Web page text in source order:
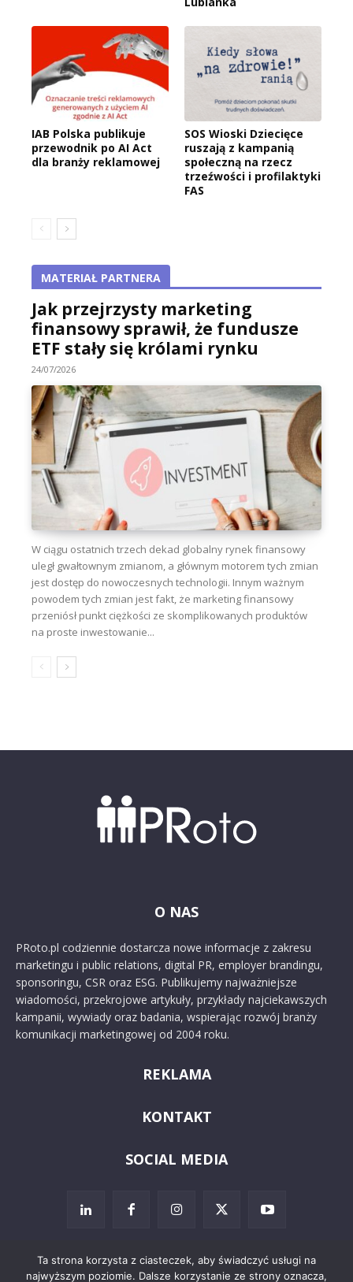
IAB Polska publikuje
przewodnik po AI Act
dla branży reklamowej
SOS Wioski Dziecięce
ruszają z kampanią
społeczną na rzecz
trzeźwości i profilaktyki
FAS
MATERIAŁ PARTNERA
Jak przejrzysty marketing
finansowy sprawił, że fundusze
ETF stały się królami rynku
24/07/2026
W ciągu ostatnich trzech dekad globalny rynek finansowy
uległ gwałtownym zmianom, a głównym motorem tych zmian
jest dostęp do nowoczesnych technologii. Innym ważnym
powodem tych zmian jest fakt, że marketing finansowy
przeniósł punkt ciężkości ze skomplikowanych produktów
na proste inwestowanie...
O NAS
PRoto.pl codziennie dostarcza nowe informacje z zakresu
marketingu i public relations, digital PR, employer brandingu,
sponsoringu, CSR oraz ESG. Publikujemy najważniejsze
wiadomości, przekrojowe artykuły, przykłady najciekawszych
kampanii, wywiady oraz badania, wspierając rozwój branży
komunikacji marketingowej od 2004 roku.
REKLAMA
KONTAKT
SOCIAL MEDIA
Ta strona korzysta z ciasteczek, aby świadczyć usługi na
najwyższym poziomie. Dalsze korzystanie ze strony oznacza,